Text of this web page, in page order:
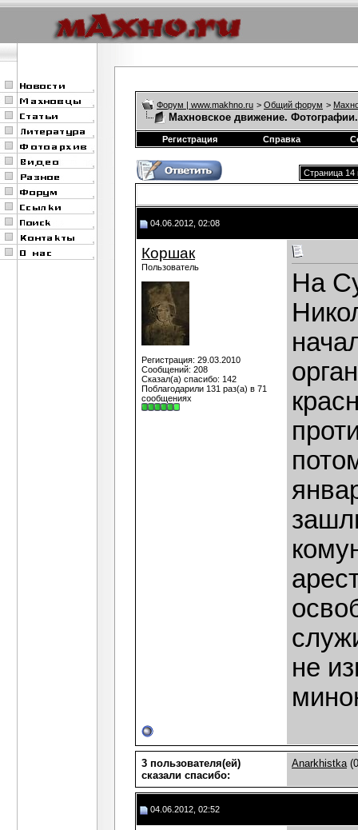
Форум | www.makhno.ru > Общий форум >
Махновское движение. Фотографии.
Регистрация Справка
Страница 14
04.06.2012, 02:08
Коршак
Пользователь
Регистрация: 29.03.2010
Сообщений: 208
Сказал(а) спасибо: 142
Поблагодарили 131 раз(а) в 71
сообщениях
На
не
3 пользователя(ей)
сказали cпасибо:
Anarkhistka
04.06.2012, 02:52